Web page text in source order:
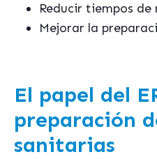
Reducir tiempos de
Mejorar la
El papel del
preparación
sanitarias